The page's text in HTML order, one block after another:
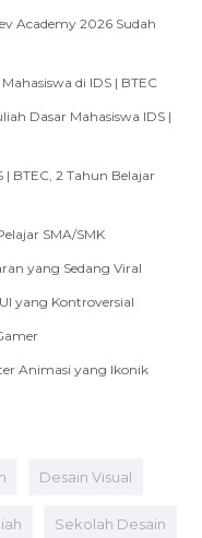
Academy 2026 Sudah
di IDS | BTEC
Dasar Mahasiswa IDS |
BTEC, 2 Tahun Belajar
SMA/SMK
yang Sedang Viral
yang Kontroversial
Animasi yang Ikonik
Desain Visual
Sekolah Desain